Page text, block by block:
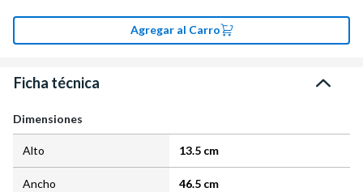
Agregar al Carro
Ficha técnica
Dimensiones
Alto 13.5 cm
Ancho 46.5 cm